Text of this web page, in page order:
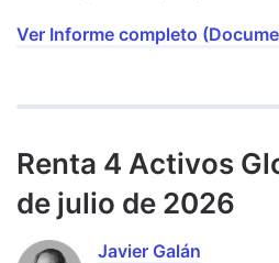
Ver Informe completo
Renta 4 Activos
de julio de 2026
Javier Galán